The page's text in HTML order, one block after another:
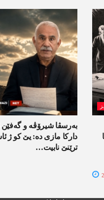
بەرسڤا شیرۆڤە و گەفێن
دارکا مازی دە: یێ کو ژ
ترێنێ نابیت…